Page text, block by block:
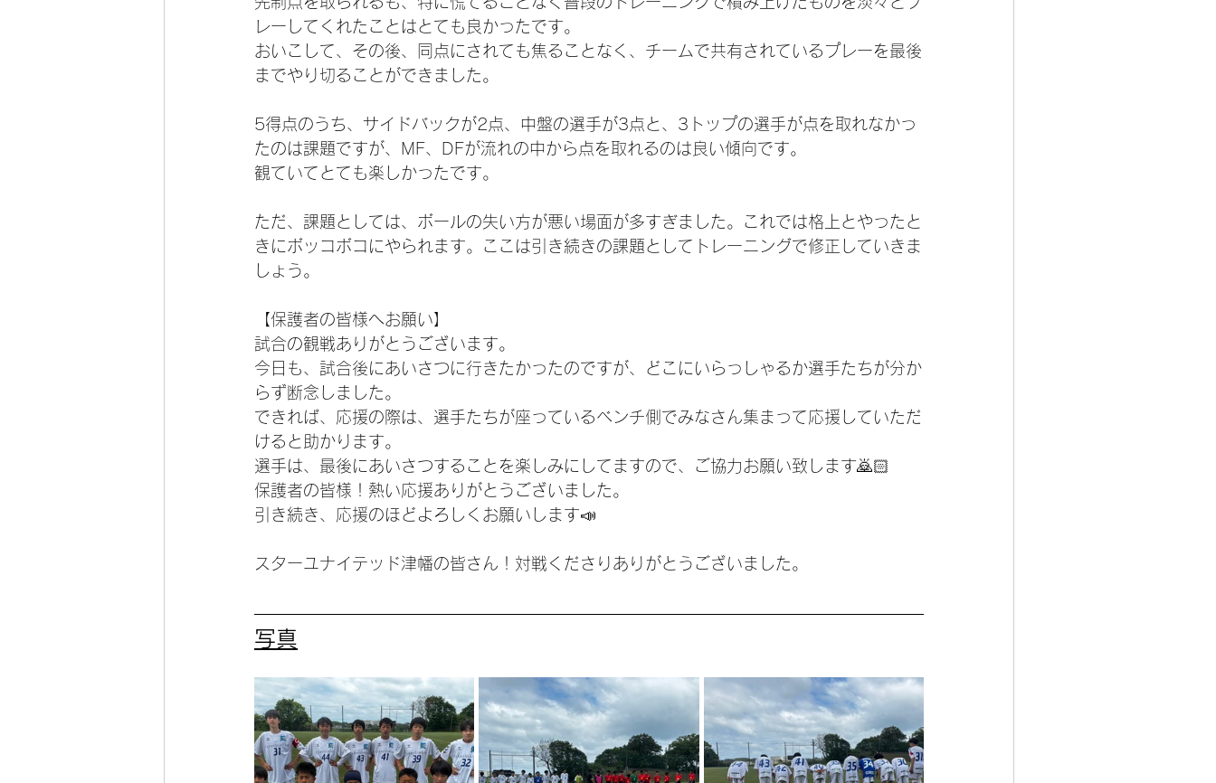
レーしてくれたことはとても良かったです。
おいこして、その後、同点にされても焦ることなく、チームで共有されているプレーを最後
までやり切ることができました。
5得点のうち、サイドバックが2点、中盤の選手が3点と、3トップの選手が点を取れなかっ
たのは課題ですが、MF、DFが流れの中から点を取れるのは良い傾向です。
観ていてとても楽しかったです。
ただ、課題としては、ボールの失い方が悪い場面が多すぎました。これでは格上とやったと
きにボッコボコにやられます。ここは引き続きの課題としてトレーニングで修正していきま
しょう。
【保護者の皆様へお願い】
試合の観戦ありがとうございます。
今日も、試合後にあいさつに行きたかったのですが、どこにいらっしゃるか選手たちが分か
らず断念しました。
できれば、応援の際は、選手たちが座っているベンチ側でみなさん集まって応援していただ
けると助かります。
選手は、最後にあいさつすることを楽しみにしてますので、ご協力お願い致します🙇🏻
保護者の皆様！熱い応援ありがとうございました。
引き続き、応援のほどよろしくお願いします📣
スターユナイテッド津幡の皆さん！対戦くださりありがとうございました。
写真